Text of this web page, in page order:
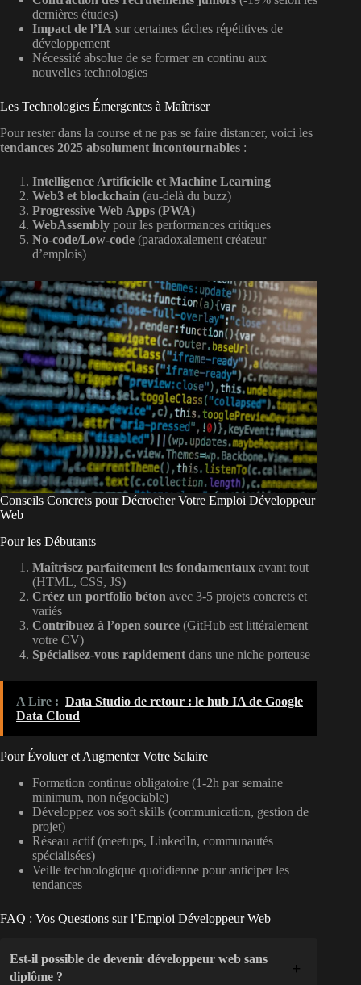
dernières études)
Impact de l’IA sur certaines tâches répétitives de
développement
Nécessité absolue de se former en continu aux
nouvelles technologies
Les Technologies Émergentes à Maîtriser
Pour rester dans la course et ne pas se faire distancer, voici les
tendances 2025 absolument incontournables :
Intelligence Artificielle et Machine Learning
Web3 et blockchain (au-delà du buzz)
Progressive Web Apps (PWA)
WebAssembly pour les performances critiques
No-code/Low-code (paradoxalement créateur
d’emplois)
Conseils Concrets pour Décrocher Votre Emploi Développeur
Web
Pour les Débutants
Maîtrisez parfaitement les fondamentaux avant tout
(HTML, CSS, JS)
Créez un portfolio béton avec 3-5 projets concrets et
variés
Contribuez à l’open source (GitHub est littéralement
votre CV)
Spécialisez-vous rapidement dans une niche porteuse
A Lire : Data Studio de retour : le hub IA de Google
Data Cloud
Pour Évoluer et Augmenter Votre Salaire
Formation continue obligatoire (1-2h par semaine
minimum, non négociable)
Développez vos soft skills (communication, gestion de
projet)
Réseau actif (meetups, LinkedIn, communautés
spécialisées)
Veille technologique quotidienne pour anticiper les
tendances
FAQ : Vos Questions sur l’Emploi Développeur Web
Est-il possible de devenir développeur web sans
diplôme ?